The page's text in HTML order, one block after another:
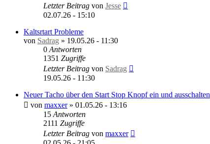
Letzter Beitrag von Jesse
02.07.26 - 15:10
Kaltsrtart Probleme
von Sadrag » 19.05.26 - 11:30
0 Antworten
1351 Zugriffe
Letzter Beitrag von Sadrag
19.05.26 - 11:30
Neuer Tacho über den Start Stop Knopf ein und ausschalten
von maxxer» 01.05.26 - 13:16
15 Antworten
2111 Zugriffe
Letzter Beitrag von maxxer